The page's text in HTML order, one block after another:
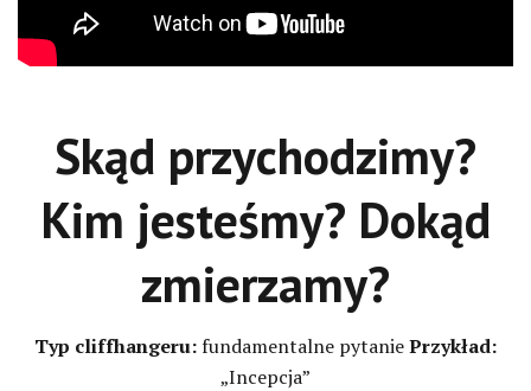
Skąd przychodzimy?
Kim jesteśmy? Dokąd
zmierzamy?
Typ cliffhangeru: fundamentalne pytaniePrzykład:
„Incepcja”